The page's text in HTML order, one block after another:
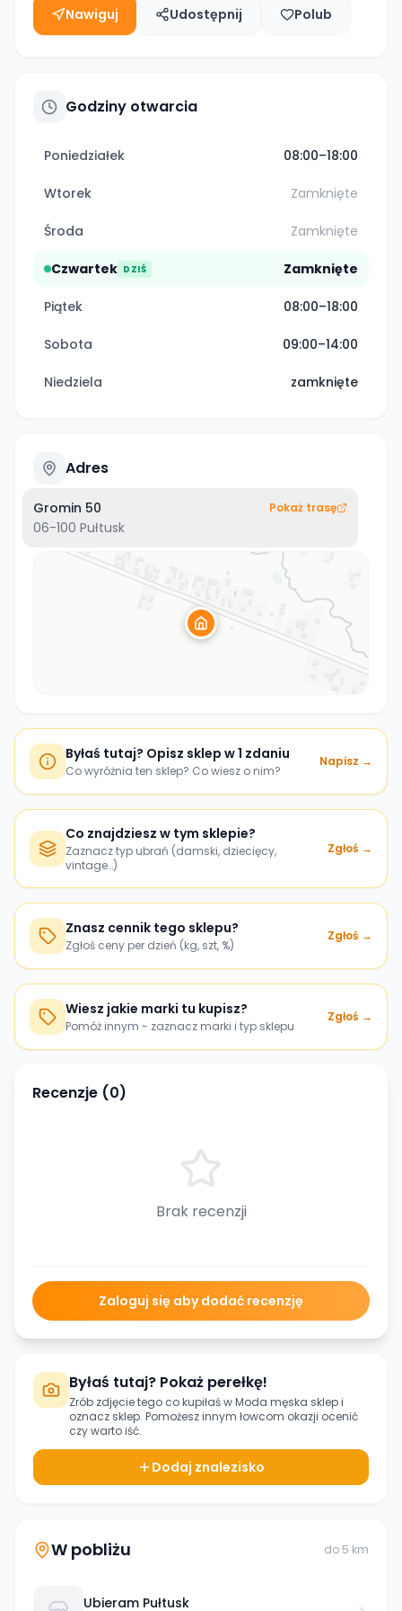
Nawiguj Udostępnij Polub
Godziny otwarcia
Poniedziałek 08:00–18:00
Wtorek Zamknięte
Środa Zamknięte
Czwartek DZIŚ Zamknięte
Piątek 08:00–18:00
Sobota 09:00–14:00
Niedziela zamknięte
Adres
Gromin 50
06-100 Pułtusk
Pokaż trasę
Byłaś tutaj? Opisz sklep w 1 zdaniu
Co wyróżnia ten sklep? Co wiesz o nim?
Napisz →
Co znajdziesz w tym sklepie?
Zaznacz typ ubrań (damski, dziecięcy,
vintage…)
Zgłoś →
Znasz cennik tego sklepu?
Zgłoś ceny per dzień (kg, szt, %)
Zgłoś →
Wiesz jakie marki tu kupisz?
Pomóż innym - zaznacz marki i typ sklepu
Zgłoś →
Recenzje (0)
Brak recenzji
Zaloguj się aby dodać recenzję
Byłaś tutaj? Pokaż perełkę!
Zrób zdjęcie tego co kupiłaś wModa męska sklepi
oznacz sklep. Pomożesz innym łowcom okazji ocenić
czy warto iść.
Dodaj znalezisko
W pobliżu do 5 km
Ubieram Pułtusk